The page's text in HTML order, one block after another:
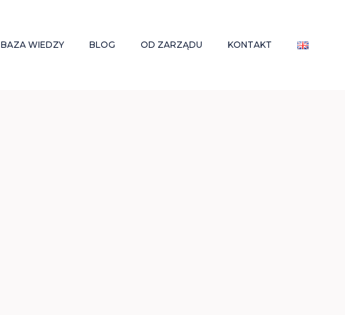
BAZA WIEDZY BLOG OD ZARZĄDU KONTAKT